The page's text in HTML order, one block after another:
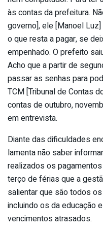
às contas da prefeitura.
governo], ele [Manoel
o que resta a pagar, se
empenhado. O prefeito
Acho que a partir de
passar as senhas para
TCM [Tribunal de Contas
contas de outubro,
em entrevista.
Diante das dificuldades
lamenta não saber
realizados os
terço de férias que a
salientar que são todos
incluindo os da educação
vencimentos atrasados.